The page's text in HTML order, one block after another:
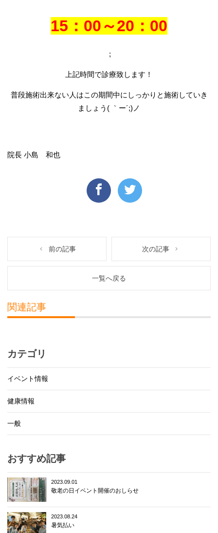
15：00～20：00
;
上記時間で診療致します！
普段施術出来ない人はこの期間中にしっかりと施術していき
ましょう( ｀ー´;)ノ
院長 小島 和也
前の記事 次の記事
一覧へ戻る
関連記事
カテゴリ
イベント情報
健康情報
一般
おすすめ記事
2023.09.01
敬老の日イベント開催のおしらせ
2023.08.24
暑気払い